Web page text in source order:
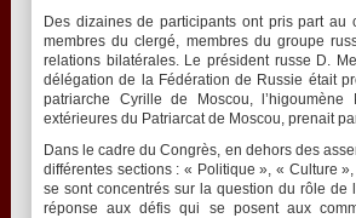
Des dizaines de participants ont pris part au
membres du clergé, membres du groupe
relations bilatérales. Le président russe D.
délégation de la Fédération de Russie était
patriarche Cyrille de Moscou,
extérieures du Patriarcat de Moscou, prenait
Dans le cadre du Congrès, en dehors des
différentes sections : « Politique », « Culture
se sont concentrés sur la question du rôle de
réponse aux défis qui se posent aux